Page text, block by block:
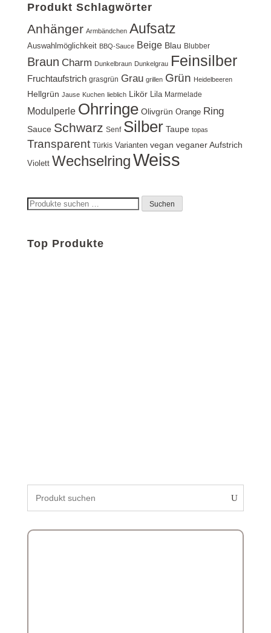
Produkt Schlagwörter
Anhänger Armbändchen Aufsatz
Auswahlmöglichkeit BBQ-Sauce Beige Blau Blubber
Braun Charm Dunkelbraun Dunkelgrau Feinsilber
Fruchtaufstrich grasgrün Grau grillen Grün Heidelbeeren
Hellgrün Jause Kuchen lieblich Likör Lila Marmelade
Modulperle Ohrringe Olivgrün Orange Ring
Sauce Schwarz Senf Silber Taupe topas
Transparent Türkis Varianten vegan veganer Aufstrich
Violett WechselringWeiss
Suchen
Suchen
Top Produkte